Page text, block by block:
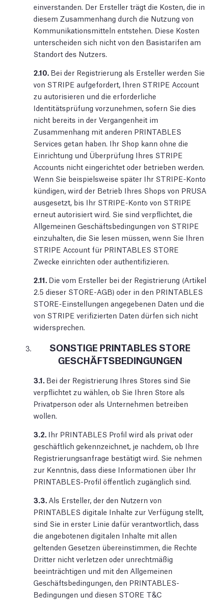
einverstanden. Der Ersteller trägt die Kosten, die in
diesem Zusammenhang durch die Nutzung von
Kommunikationsmitteln entstehen. Diese Kosten
unterscheiden sich nicht von den Basistarifen am
Standort des Nutzers.
2.10. Bei der Registrierung als Ersteller werden Sie
von STRIPE aufgefordert, Ihren STRIPE Account
zu autorisieren und die erforderliche
Identitätsprüfung vorzunehmen, sofern Sie dies
nicht bereits in der Vergangenheit im
Zusammenhang mit anderen PRINTABLES
Services getan haben. Ihr Shop kann ohne die
Einrichtung und Überprüfung Ihres STRIPE
Accounts nicht eingerichtet oder betrieben werden.
Wenn Sie beispielsweise später Ihr STRIPE-Konto
kündigen, wird der Betrieb Ihres Shops von PRUSA
ausgesetzt, bis Ihr STRIPE-Konto von STRIPE
erneut autorisiert wird. Sie sind verpflichtet, die
Allgemeinen Geschäftsbedingungen von STRIPE
einzuhalten, die Sie lesen müssen, wenn Sie Ihren
STRIPE Account für PRINTABLES STORE
Zwecke einrichten oder authentifizieren.
2.11. Die vom Ersteller bei der Registrierung (Artikel
2.5 dieser STORE-AGB) oder in den PRINTABLES
STORE-Einstellungen angegebenen Daten und die
von STRIPE verifizierten Daten dürfen sich nicht
widersprechen.
SONSTIGE PRINTABLES STORE
GESCHÄFTSBEDINGUNGEN
3.1. Bei der Registrierung Ihres Stores sind Sie
verpflichtet zu wählen, ob Sie Ihren Store als
Privatperson oder als Unternehmen betreiben
wollen.
3.2. Ihr PRINTABLES Profil wird als privat oder
geschäftlich gekennzeichnet, je nachdem, ob Ihre
Registrierungsanfrage bestätigt wird. Sie nehmen
zur Kenntnis, dass diese Informationen über Ihr
PRINTABLES-Profil öffentlich zugänglich sind.
3.3. Als Ersteller, der den Nutzern von
PRINTABLES digitale Inhalte zur Verfügung stellt,
sind Sie in erster Linie dafür verantwortlich, dass
die angebotenen digitalen Inhalte mit allen
geltenden Gesetzen übereinstimmen, die Rechte
Dritter nicht verletzen oder unrechtmäßig
beeinträchtigen und mit den Allgemeinen
Geschäftsbedingungen, den PRINTABLES-
Bedingungen und diesen STORE T&C